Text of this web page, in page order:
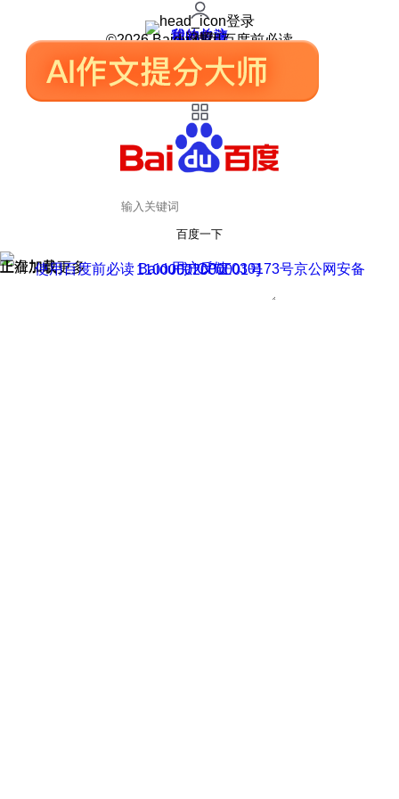
登录
我的关注
我的收藏
皮肤中心
用户反馈
设置
©2026 Baidu 使用百度前必读
百度一下
正在加载
上滑加载更多 用户反馈
使用百度前必读 Baidu 京ICP证030173号
京公网安备11000002000001号